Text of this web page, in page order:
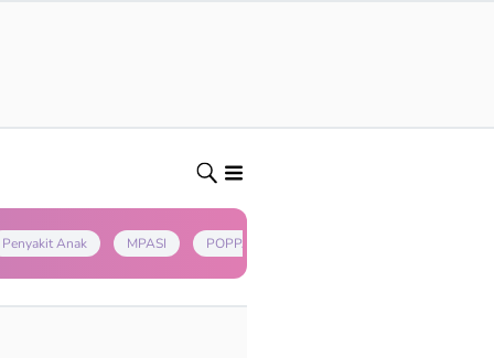
Penyakit Anak MPASI POPPAPA